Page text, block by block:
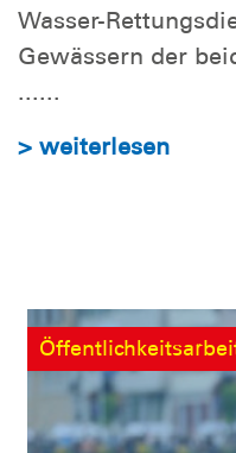
Wasser-
Gewässern der
......
> weiterlesen